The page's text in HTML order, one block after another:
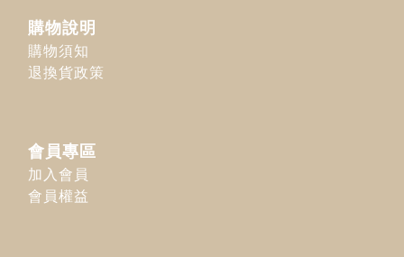
購物說明
購物須知
退換貨政策
會員專區
加入會員
會員權益